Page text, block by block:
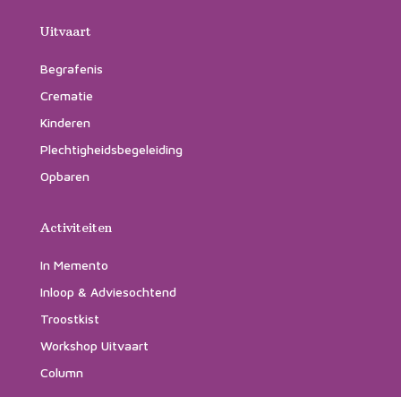
Uitvaart
Begrafenis
Crematie
Kinderen
Plechtigheidsbegeleiding
Opbaren
Activiteiten
In Memento
Inloop & Adviesochtend
Troostkist
Workshop Uitvaart
Column